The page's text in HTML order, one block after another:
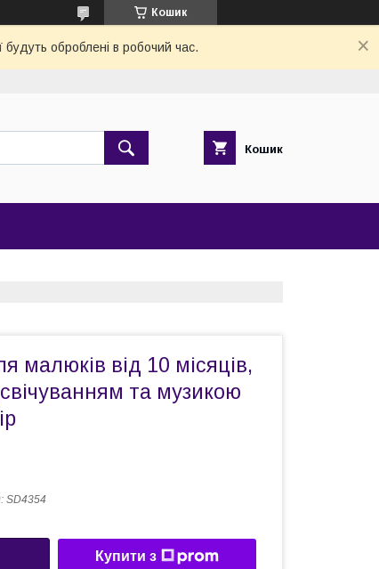
Кошик
будуть оброблені в робочий час.
Кошик
малюків від 10 місяців,
та музикою
SD4354
Купити з